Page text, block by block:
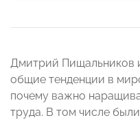
Дмитрий Пищальников
общие тенденции в
почему важно
труда. В том числе